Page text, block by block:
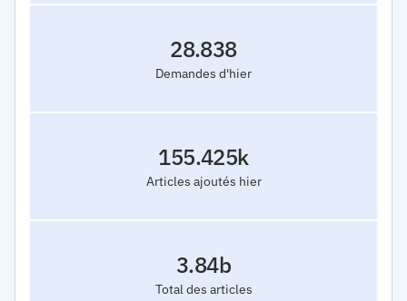
Demandes d'hier
28.838
Articles ajoutés hier
155.425k
Total des articles
3.84b